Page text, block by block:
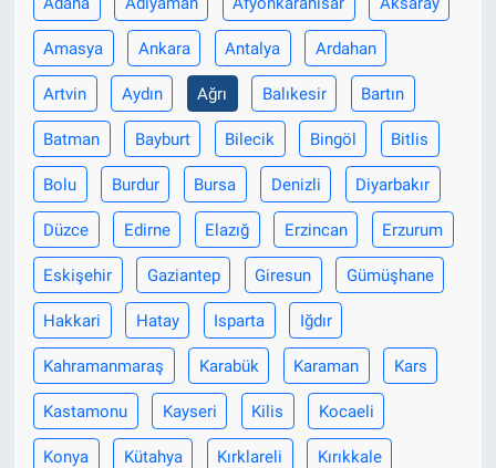
Amasya Ankara Antalya Ardahan
Artvin Aydın Ağrı Balıkesir Bartın
Batman Bayburt Bilecik Bingöl Bitlis
Bolu Burdur Bursa Denizli Diyarbakır
Düzce Edirne Elazığ Erzincan Erzurum
Eskişehir Gaziantep Giresun Gümüşhane
Hakkari Hatay Isparta Iğdır
Kahramanmaraş Karabük Karaman Kars
Kastamonu Kayseri Kilis Kocaeli
Konya Kütahya Kırklareli Kırıkkale